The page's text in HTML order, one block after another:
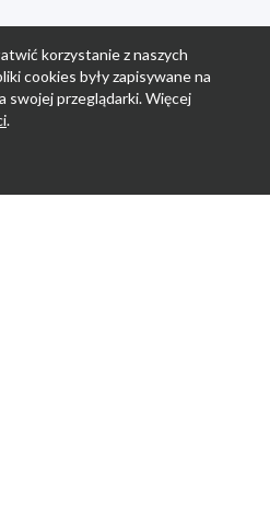
korzystanie z naszych
cookies były zapisywane na
swojej przeglądarki. Więcej
.